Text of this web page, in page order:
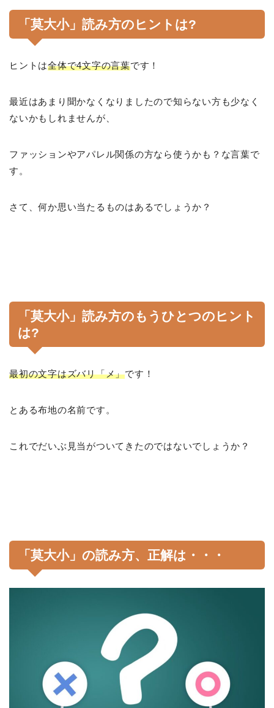
「莫大小」読み方のヒントは?
ヒントは全体で4文字の言葉です！
最近はあまり聞かなくなりましたので知らない方も少なく
ないかもしれませんが、
ファッションやアパレル関係の方なら使うかも？な言葉で
す。
さて、何か思い当たるものはあるでしょうか？
「莫大小」読み方のもうひとつのヒント
は?
最初の文字はズバリ「メ」です！
とある布地の名前です。
これでだいぶ見当がついてきたのではないでしょうか？
「莫大小」の読み方、正解は・・・